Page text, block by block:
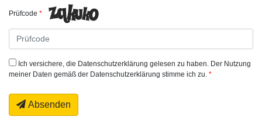
Prüfcode
Ich versichere, die Datenschutzerklärung gelesen zu haben. Der Nutzung
meiner Daten gemäß der Datenschutzerklärung stimme ich zu.
Absenden